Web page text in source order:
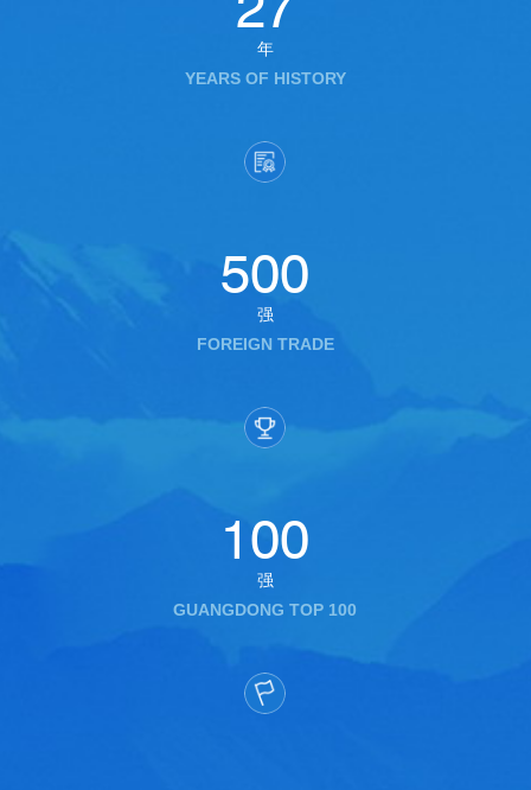
年
YEARS OF HISTORY
500
强
FOREIGN TRADE
100
强
GUANGDONG TOP 100